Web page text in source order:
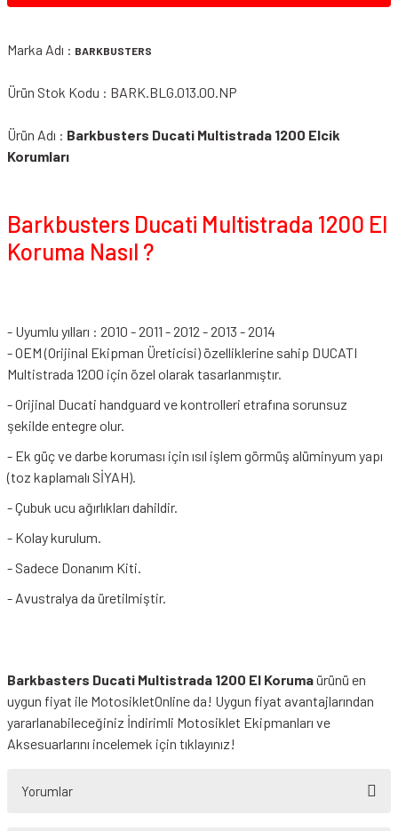
Marka Adı : BARKBUSTERS
Ürün Stok Kodu : BARK.BLG.013.00.NP
Ürün Adı : Barkbusters Ducati Multistrada 1200 Elcik
Korumları
Barkbusters Ducati Multistrada 1200 El
Koruma Nasıl ?
- Uyumlu yılları : 2010 - 2011 - 2012 - 2013 - 2014
- OEM (Orijinal Ekipman Üreticisi) özelliklerine sahip DUCATI
Multistrada 1200 için özel olarak tasarlanmıştır.
- Orijinal Ducati handguard ve kontrolleri etrafına sorunsuz
şekilde entegre olur.
- Ek güç ve darbe koruması için ısıl işlem görmüş alüminyum yapı
(toz kaplamalı SİYAH).
- Çubuk ucu ağırlıkları dahildir.
- Kolay kurulum.
- Sadece Donanım Kiti.
- Avustralya da üretilmiştir.
Barkbasters Ducati Multistrada 1200 El Korumaürünü en
uygun fiyat ile MotosikletOnline da! Uygun fiyat avantajlarından
yararlanabileceğiniz İndirimli Motosiklet Ekipmanları ve
Aksesuarlarını incelemek için tıklayınız!
Yorumlar